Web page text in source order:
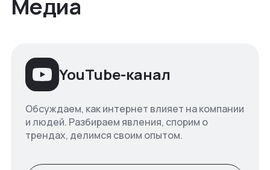
Медиа
YouTube-канал
Обсуждаем, как интернет влияет на компании
и людей. Разбираем явления, спорим о
трендах, делимся своим опытом.